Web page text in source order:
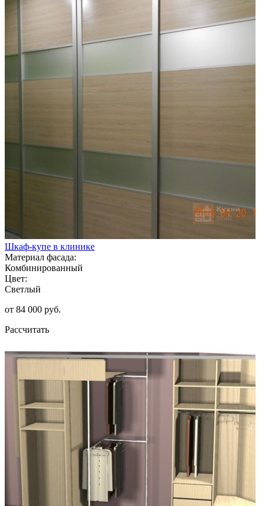
Шкаф-купе в клинике
Материал фасада:
Комбинированный
Цвет:
Светлый
от 84 000 руб.
Рассчитать